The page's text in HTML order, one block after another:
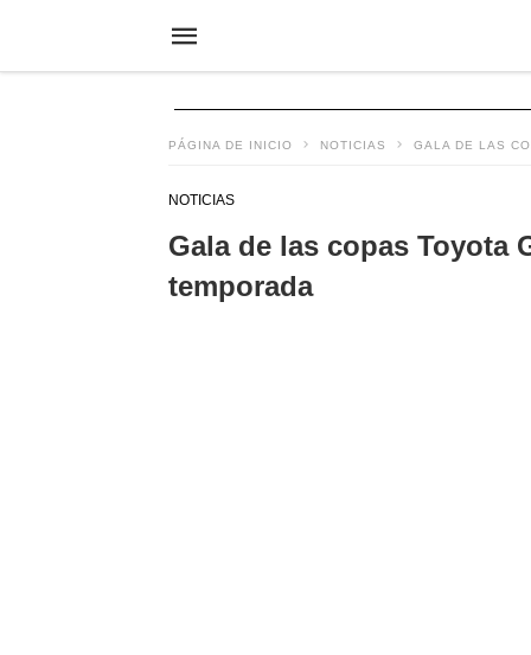
PÁGINA DE INICIO NOTICIAS GALA DE LAS
NOTICIAS
Gala de las copas Toyota
temporada